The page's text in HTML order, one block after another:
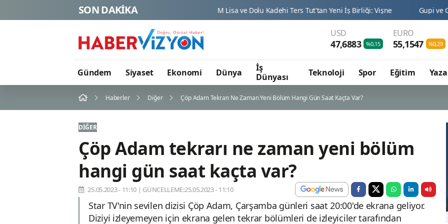
SON DAKİKA M Lisa ve Dolu Kadehi Ters Tut'tan Yeni İş Birliği: Vişne Gupi ve Gülmeyen
USD
47,6883 %0,15
EURO
55,1547 %0,29
Gündem Siyaset Ekonomi Dünya
İş
Dünyası
Teknoloji Spor Eğitim
Haberler Diğer Çöp Adam Tekrarı Ne Zaman Yeni Bölüm Hangi Gün Saat Kaçta Var?
DIĞER
Çöp Adam tekrarı ne zaman yeni bölüm
hangi gün saat kaçta var?
25.05.2023 - 11:10 | GÜNCELLEME:25.05.2023 - 11:10
Star TV'nin sevilen dizisi Çöp Adam, Çarşamba günleri saat 20:00'de ekrana geliyor.
Diziyi izleyemeyen için ekrana gelen tekrar bölümleri de izleyiciler tarafından